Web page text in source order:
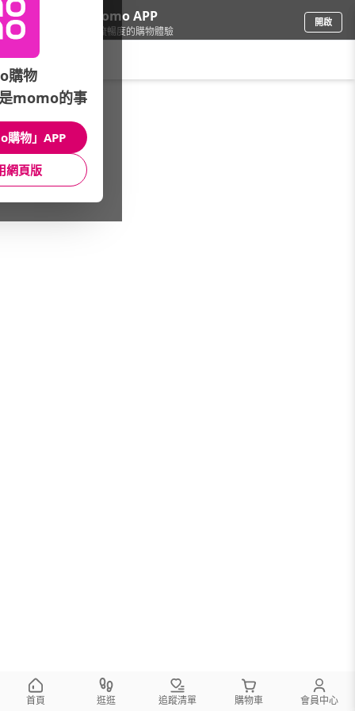
下載momo APP
給你3倍流暢度的購物體驗
開啟
女時尚/本館熱銷TOP30
本館精選商品
館長推薦 月銷量
首頁 逛逛 追蹤清單 購物車 會員中心
購物
momo的事
購物」APP
網頁版